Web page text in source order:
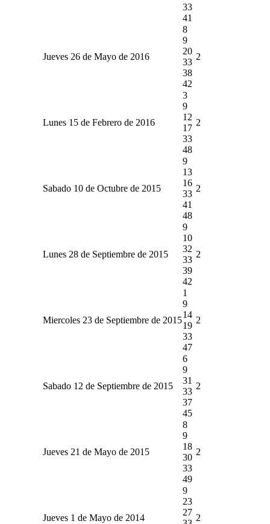
33
41
Jueves 26 de Mayo de 2016
8
9
20
33
38
42
2
Lunes 15 de Febrero de 2016
3
9
12
17
33
48
2
Sabado 10 de Octubre de 2015
9
13
16
33
41
48
2
Lunes 28 de Septiembre de 2015
9
10
32
33
39
42
2
Miercoles 23 de Septiembre de 2015
1
9
14
19
33
47
2
Sabado 12 de Septiembre de 2015
6
9
31
33
37
45
2
Jueves 21 de Mayo de 2015
8
9
18
30
33
49
2
Jueves 1 de Mayo de 2014
9
23
27
2